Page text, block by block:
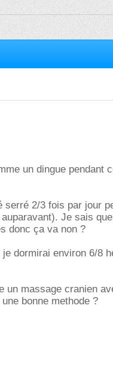
un dingue pendant
serré 2/3 fois par jour
Je sais
donc ça va non ?
dormirai environ 6/8
un massage cranien
bonne methode ?